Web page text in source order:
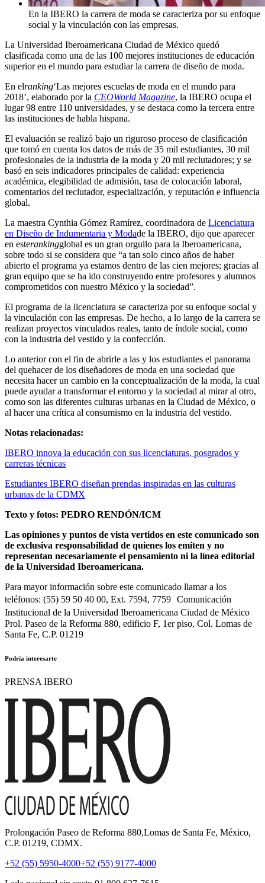
En la IBERO la carrera de moda se caracteriza por su enfoque
social y la vinculación con las empresas.
La Universidad Iberoamericana Ciudad de México quedó
clasificada como una de las 100 mejores instituciones de educación
superior en el mundo para estudiar la carrera de diseño de moda.
En elranking‘Las mejores escuelas de moda en el mundo para
2018’, elaborado por la CEOWorld Magazine, la IBERO ocupa el
lugar 98 entre 110 universidades, y se destaca como la tercera entre
las instituciones de habla hispana.
El evaluación se realizó bajo un riguroso proceso de clasificación
que tomó en cuenta los datos de más de 35 mil estudiantes, 30 mil
profesionales de la industria de la moda y 20 mil reclutadores; y se
basó en seis indicadores principales de calidad: experiencia
académica, elegibilidad de admisión, tasa de colocación laboral,
comentarios del reclutador, especialización, y reputación e influencia
global.
La maestra Cynthia Gómez Ramírez, coordinadora de Licenciatura
en Diseño de Indumentaria y Modade la IBERO, dijo que aparecer
en esterankingglobal es un gran orgullo para la Iberoamericana,
sobre todo si se considera que “a tan solo cinco años de haber
abierto el programa ya estamos dentro de las cien mejores; gracias al
gran equipo que se ha ido construyendo entre profesores y alumnos
comprometidos con nuestro México y la sociedad”.
El programa de la licenciatura se caracteriza por su enfoque social y
la vinculación con las empresas. De hecho, a lo largo de la carrera se
realizan proyectos vinculados reales, tanto de índole social, como
con la industria del vestido y la confección.
Lo anterior con el fin de abrirle a las y los estudiantes el panorama
del quehacer de los diseñadores de moda en una sociedad que
necesita hacer un cambio en la conceptualización de la moda, la cual
puede ayudar a transformar el entorno y la sociedad al mirar al otro,
como son las diferentes culturas urbanas en la Ciudad de México, o
al hacer una crítica al consumismo en la industria del vestido.
Notas relacionadas:
IBERO innova la educación con sus licenciaturas, posgrados y
carreras técnicas
Estudiantes IBERO diseñan prendas inspiradas en las culturas
urbanas de la CDMX
Texto y fotos: PEDRO RENDÓN/ICM
Las opiniones y puntos de vista vertidos en este comunicado son
de exclusiva responsabilidad de quienes los emiten y no
representan necesariamente el pensamiento ni la línea editorial
de la Universidad Iberoamericana.
Para mayor información sobre este comunicado llamar a los
teléfonos: (55) 59 50 40 00, Ext. 7594, 7759 Comunicación
Institucional de la Universidad Iberoamericana Ciudad de México
Prol. Paseo de la Reforma 880, edificio F, 1er piso, Col. Lomas de
Santa Fe, C.P. 01219
Podría interesarte
PRENSA IBERO
Prolongación Paseo de Reforma 880,Lomas de Santa Fe, México,
C.P. 01219, CDMX.
+52 (55) 5950-4000+52 (55) 9177-4000